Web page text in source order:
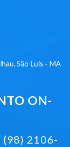
São Luís - MA
ON-
2106-